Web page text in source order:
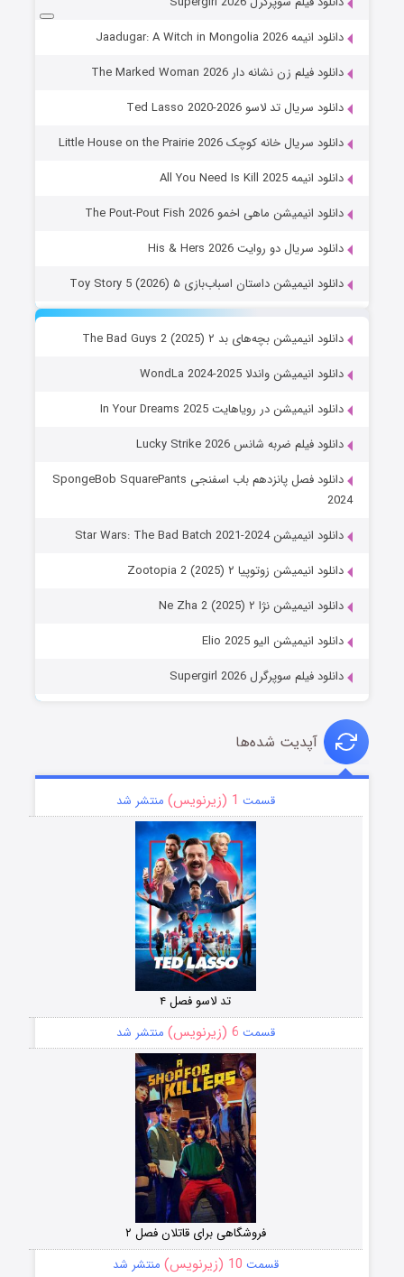
دانلود انیمه Jaadugar: A Witch in Mongolia 2026
دانلود فیلم زن نشانه دار The Marked Woman 2026
دانلود سریال تد لاسو Ted Lasso 2020-2026
دانلود سریال خانه کوچک Little House on the Prairie 2026
دانلود انیمه All You Need Is Kill 2025
دانلود انیمیشن ماهی اخمو The Pout-Pout Fish 2026
دانلود سریال دو روایت His & Hers 2026
دانلود انیمیشن داستان اسباب‌بازی ۵ Toy Story 5 (2026)
دانلود انیمیشن بچه‌های بد ۲ The Bad Guys 2 (2025)
دانلود انیمیشن واندلا WondLa 2024-2025
دانلود انیمیشن در رویاهایت In Your Dreams 2025
دانلود فیلم ضربه شانس Lucky Strike 2026
دانلود فصل پانزدهم باب اسفنجی SpongeBob SquarePants
2024
دانلود انیمیشن Star Wars: The Bad Batch 2021-2024
دانلود انیمیشن زوتوپیا ۲ Zootopia 2 (2025)
دانلود انیمیشن نژا ۲ Ne Zha 2 (2025)
دانلود انیمیشن الیو Elio 2025
دانلود فیلم سوپرگرل Supergirl 2026
آپدیت شده‌ها
قسمت 1 (زیرنویس) منتشر شد
تد لاسو فصل ۴
قسمت 6 (زیرنویس) منتشر شد
فروشگاهی برای قاتلان فصل ۲
قسمت 10 (زیرنویس) منتشر شد